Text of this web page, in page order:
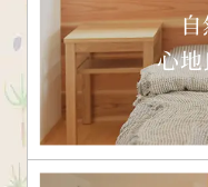
心